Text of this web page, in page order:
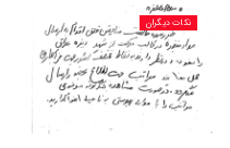
نکات دیگران